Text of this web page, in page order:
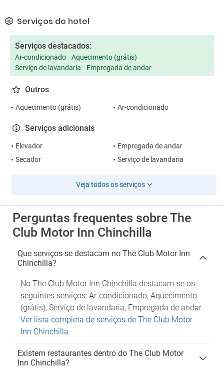
Serviços do hotel
Serviços destacados:
Ar-condicionado
Aquecimento (grátis)
Serviço de lavandaria
Empregada de andar
Outros
Aquecimento (grátis) Ar-condicionado
Serviços adicionais
Elevador
Empregada de andar
Secador
Serviço de lavandaria
Veja todos os serviços
Perguntas frequentes sobre The
Club Motor Inn Chinchilla
Que serviços se destacam no The Club Motor Inn
Chinchilla?
No The Club Motor Inn Chinchilla destacam-se os
seguintes serviços: Ar-condicionado, Aquecimento
(grátis), Serviço de lavandaria, Empregada de andar.
Ver lista completa de serviços de The Club Motor
Inn Chinchilla.
Existem restaurantes dentro do The Club Motor
Inn Chinchilla?